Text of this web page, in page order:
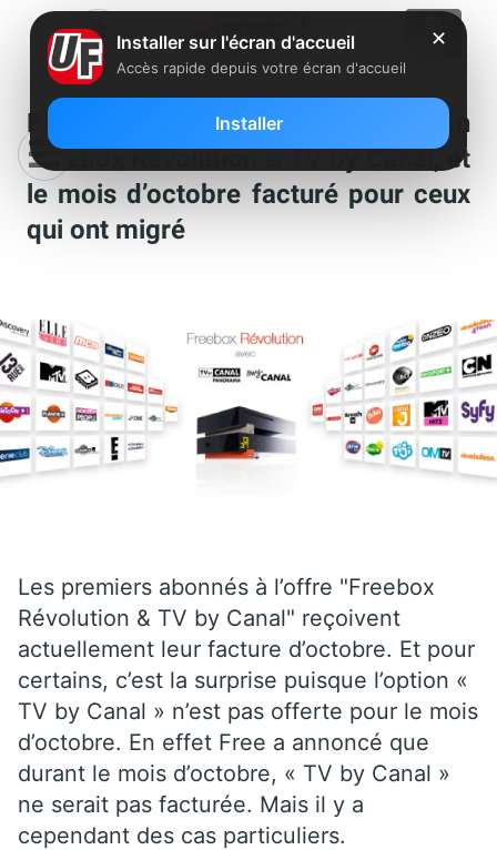
Explications sur la facturation
Freebox Révolution & TV by Canal, et
le mois d’octobre facturé pour ceux
qui ont migré
Les premiers abonnés à l’offre "Freebox
Révolution & TV by Canal" reçoivent
actuellement leur facture d’octobre. Et pour
certains, c’est la surprise puisque l’option «
TV by Canal » n’est pas offerte pour le mois
d’octobre. En effet Free a annoncé que
durant le mois d’octobre, « TV by Canal »
ne serait pas facturée. Mais il y a
cependant des cas particuliers.
✕
Installer sur l'écran d'accueil
Accès rapide depuis votre écran d'accueil
Installer